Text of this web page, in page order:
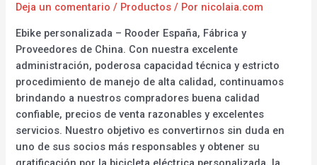
Deja un comentario / Productos / Por nicolaia.com
Ebike personalizada – Rooder España, Fábrica y
Proveedores de China. Con nuestra excelente
administración, poderosa capacidad técnica y estricto
procedimiento de manejo de alta calidad, continuamos
brindando a nuestros compradores buena calidad
confiable, precios de venta razonables y excelentes
servicios. Nuestro objetivo es convertirnos sin duda en
uno de sus socios más responsables y obtener su